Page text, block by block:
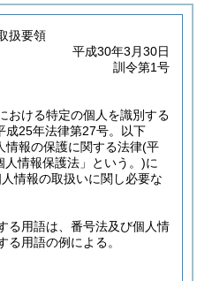
扱要領
平成30年3月30日
訓令第1号
おける特定の個人を識別する
成25年法律第27号。以下
情報の保護に関する法律(平
情報保護法」という。)に
情報の取扱いに関し必要な
る用語は、番号法及び個人情
用語の例による。